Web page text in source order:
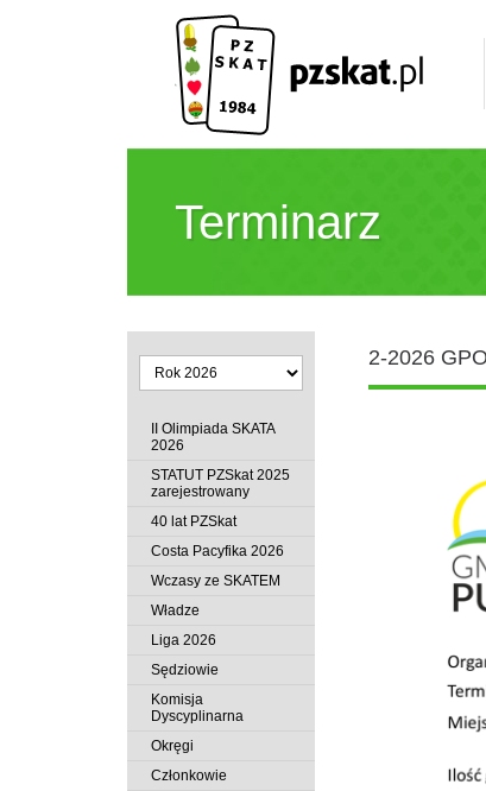
Terminarz
II Olimpiada SKATA
2026
STATUT PZSkat 2025
zarejestrowany
40 lat PZSkat
Costa Pacyfika 2026
Wczasy ze SKATEM
Władze
Liga 2026
Sędziowie
Komisja
Dyscyplinarna
Okręgi
Członkowie
2-2026